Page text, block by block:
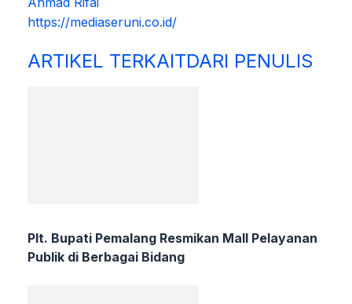
https://mediaseruni.co.id/
ARTIKEL TERKAITDARI PENULIS
Plt. Bupati Pemalang Resmikan Mall Pelayanan
Publik di Berbagai Bidang